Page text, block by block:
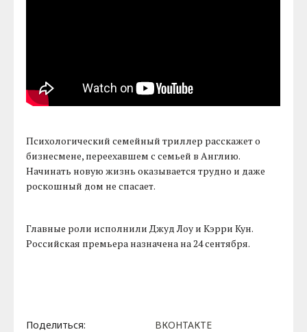
Психологический семейный триллер расскажет о
бизнесмене, переехавшем с семьей в Англию.
Начинать новую жизнь оказывается трудно и даже
роскошный дом не спасает.
Главные роли исполнили Джуд Лоу и Кэрри Кун.
Российская премьера назначена на 24 сентября.
Поделиться:
ВКОНТАКТЕ